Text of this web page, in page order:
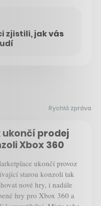
zjistili, jak vás
Rychlá zpráva
prodej
Xbox 360
ukončí provoz
starou konzoli tak
nové hry, i nadále
hry pro Xbox 360 a